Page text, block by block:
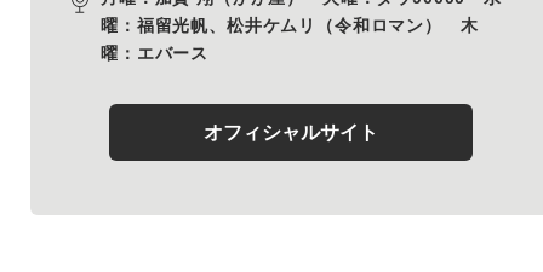
曜：福留光帆、松井ケムリ（令和ロマン） 木
曜：エバース
オフィシャルサイト